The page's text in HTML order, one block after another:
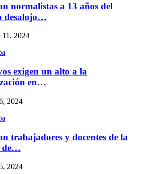
normalistas a 13 años del
desalojo…
11, 2024
exigen un alto a la
en…
2024
trabajadores y docentes de la
de…
2024